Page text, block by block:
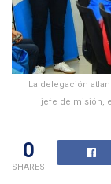
La delegación
jefe de misión,
0
SHARES